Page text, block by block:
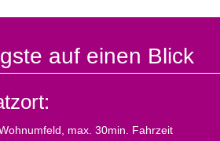
auf einen Blick
max. 30min. Fahrzeit